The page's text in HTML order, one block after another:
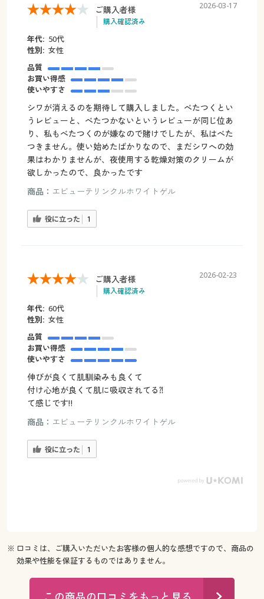
ご購入者様
購入確認済み
2026-03-17
年代: 50代
性別: 女性
品質
お買い得感
使いやすさ
シワが消えるのを期待して購入しました。べたつくとい
うレビューと、べたつかないというレビューが同じ位あ
り、私もべたつくのが嫌なので賭けでしたが、私はべた
つきません。使い始めたばかりなので、まだシワへの効
果はわかりませんが、夜使用する乾燥対策のクリームが
欲しかったので、良かったです
商品： エビューテリンクルホワイトゲル
役に立った 1
ご購入者様
購入確認済み
2026-02-23
年代: 60代
性別: 女性
品質
お買い得感
使いやすさ
伸びが良くて肌馴染みも良くて
付け心地が良くて肌に吸収されてる⁈
て感じです‼️
商品： エビューテリンクルホワイトゲル
役に立った 1
※ 口コミは、ご購入いただいたお客様の個人的な感想ですので、商品の
効果や性能を保証するものではありません。